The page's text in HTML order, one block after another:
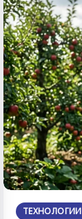
ТЕХНОЛОГИИ